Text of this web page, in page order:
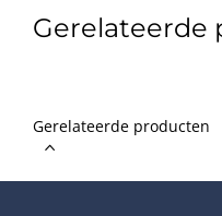
Gerelateerde
Gerelateerde producten